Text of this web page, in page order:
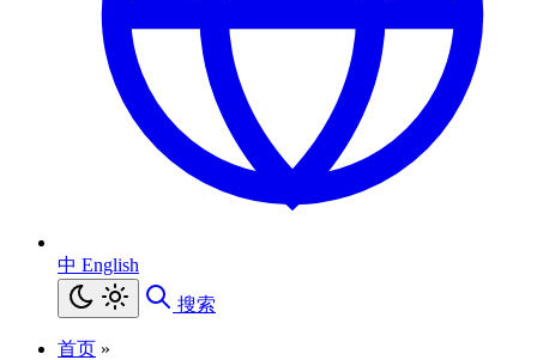
中 English
搜索
首页 »